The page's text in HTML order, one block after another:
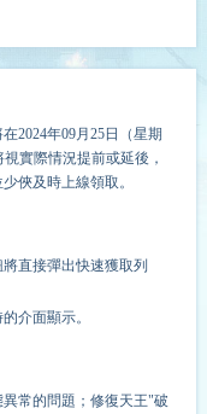
在2024年09月25日（星期
實際情況提前或延後，
俠及時上線領取。
直接彈出快速獲取列
介面顯示。
異常的問題；修復天王"破